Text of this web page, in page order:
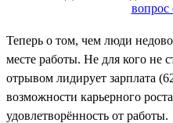
Теперь о том, чем люди
месте работы. Не для кого не
отрывом лидирует зарплата
возможности карьерного
удовлетворённость от работы.